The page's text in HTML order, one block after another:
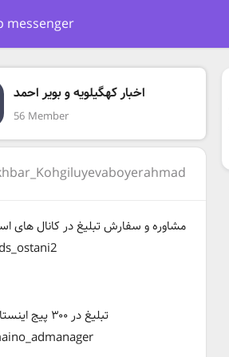
messenger
اخبار کهگیلویه و بویر احمد
56 Member
مشاوره و سفارش تبلیغ در کانال‌ های
تبلیغ در ۳۰۰ پیج اینستاگرام